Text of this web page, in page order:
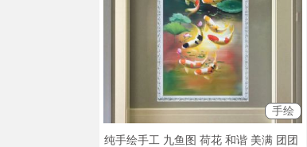
手绘
纯手绘手工 九鱼图 荷花 和谐 美满 团团